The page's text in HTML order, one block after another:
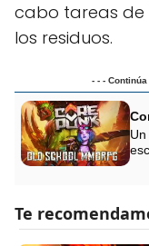
cabo tareas de
los residuos.
- - -